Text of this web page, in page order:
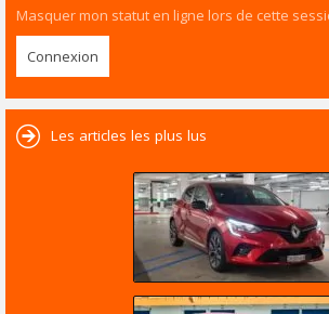
Masquer mon statut en ligne lors de cette
Les articles les plus lus